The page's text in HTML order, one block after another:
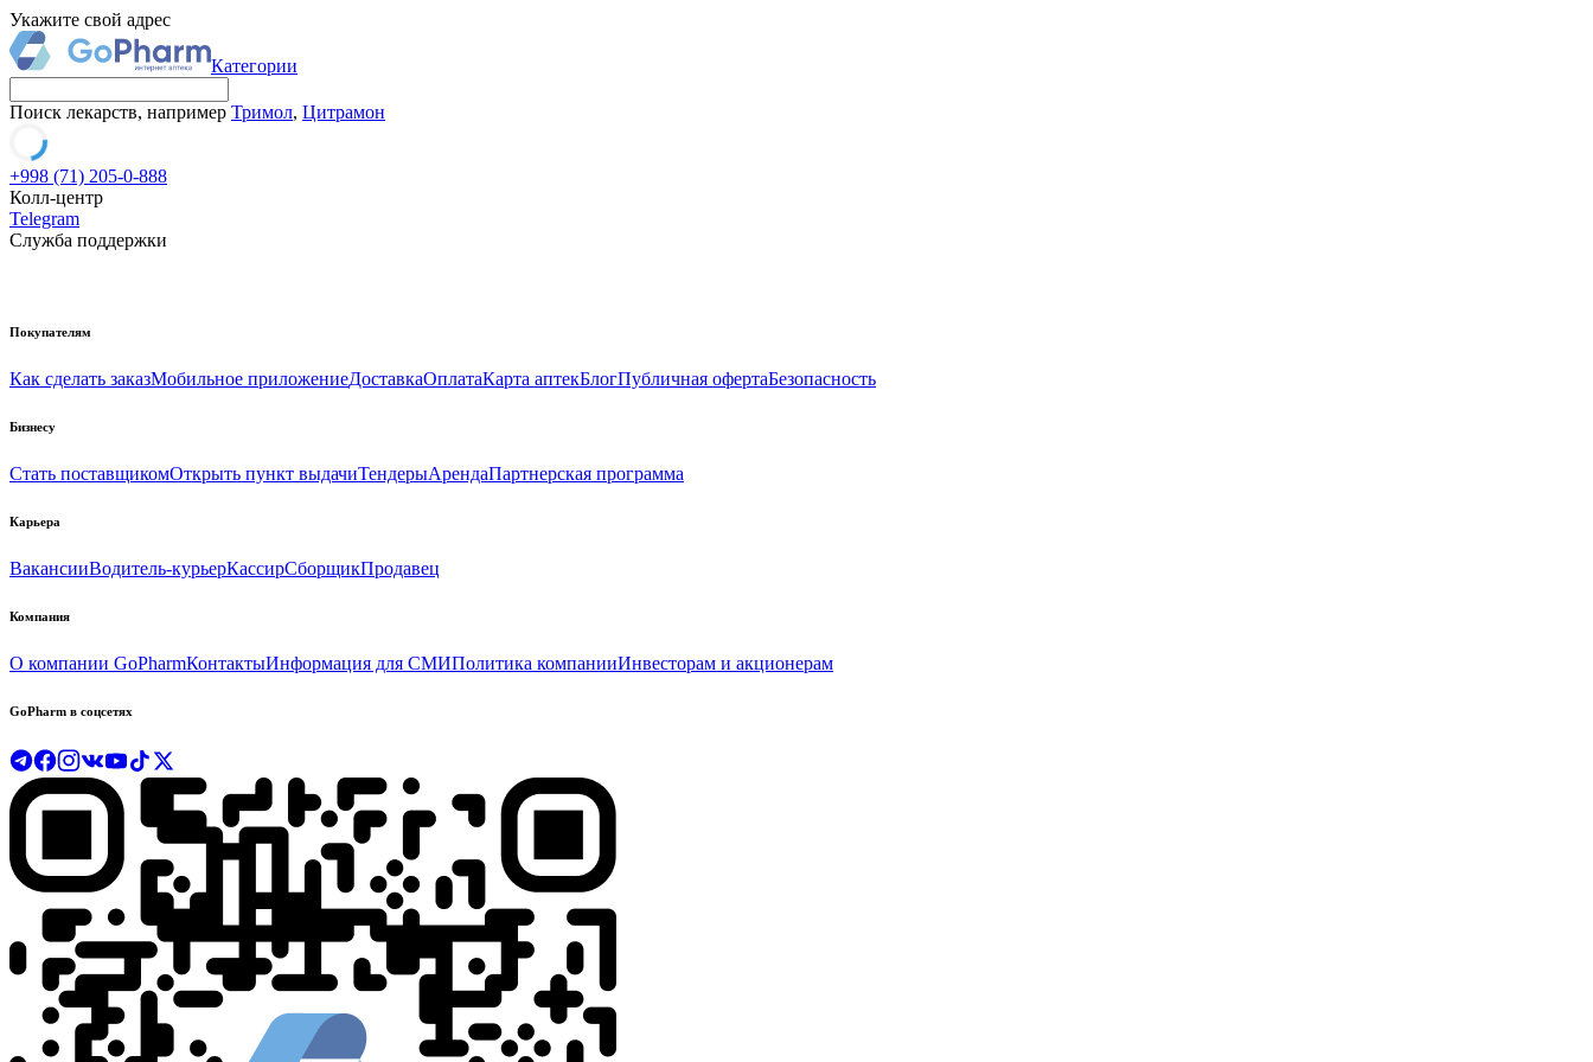
Укажите свой адрес
Категории
Поиск лекарств, например Тримол, Цитрамон
+998 (71) 205-0-888
Колл-центр
Telegram
Служба поддержки
Покупателям
Как сделать заказМобильное приложениеДоставкаОплатаКарта аптекБлогПубличная офертаБезопасность
Бизнесу
Стать поставщикомОткрыть пункт выдачиТендерыАрендаПартнерская программа
Карьера
ВакансииВодитель-курьерКассирСборщикПродавец
Компания
О компании GoPharmКонтактыИнформация для СМИПолитика компанииИнвесторам и акционерам
GoPharm в соцсетях